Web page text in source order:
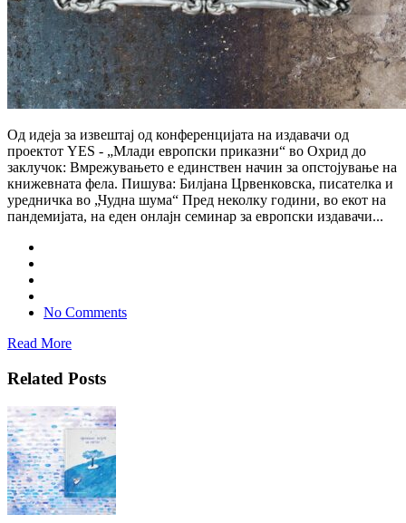
Од идеја за извештај од конференцијата на издавачи од
проектот YES - „Млади европски приказни“ во Охрид до
заклучок: Вмрежувањето е единствен начин за опстојување на
книжевната фела. Пишува: Билјана Црвенковска, писателка и
уредничка во „Чудна шума“ Пред неколку години, во екот на
пандемијата, на еден онлајн семинар за европски издавачи...
No Comments
Read More
Related Posts